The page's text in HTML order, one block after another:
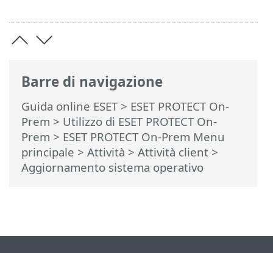
Barre di navigazione
Guida online ESET> ESET PROTECT On-
Prem > Utilizzo di ESET PROTECT On-
Prem > ESET PROTECT On-Prem Menu
principale > Attività > Attività client >
Aggiornamento sistema operativo